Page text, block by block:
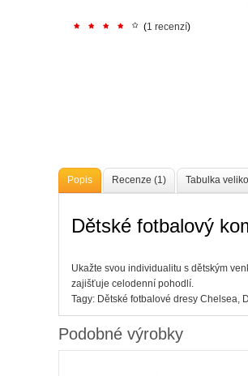
(1 recenzí)
Popis Recenze (1) Tabulka
Dětské fotbalový
Ukažte svou individualitu s dětským
zajišťuje celodenní pohodlí.
Tagy: Dětské fotbalové dresy Chelsea,
Podobné výrobky